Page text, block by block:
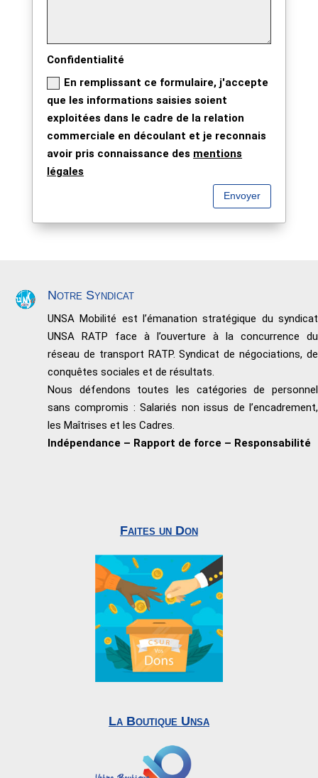
Confidentialité
En remplissant ce formulaire, j'accepte
que les informations saisies soient
exploitées dans le cadre de la relation
commerciale en découlant et je reconnais
avoir pris connaissance des mentions
légales
Envoyer
Notre Syndicat
UNSA Mobilité est l’émanation stratégique du syndicat
UNSA RATP face à l’ouverture à la concurrence du
réseau de transport RATP. Syndicat de négociations, de
conquêtes sociales et de résultats.
Nous défendons toutes les catégories de personnel
sans compromis : Salariés non issus de l’encadrement,
les Maîtrises et les Cadres.
Indépendance – Rapport de force – Responsabilité
Faites un Don
La Boutique Unsa